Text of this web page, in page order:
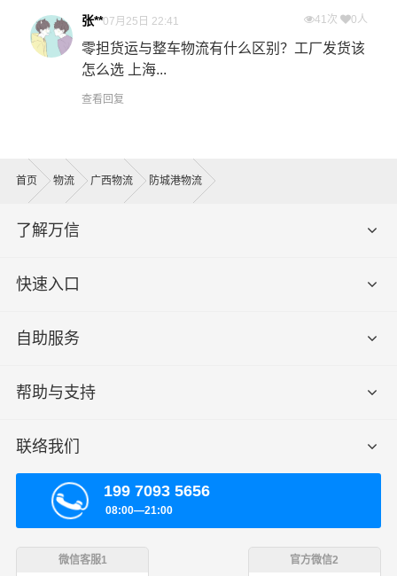
张**07月25日 22:41 41次 0人
零担货运与整车物流有什么区别？工厂发货该
怎么选 上海...
查看回复
首页 物流 广西物流 防城港物流
了解万信
快速入口
自助服务
帮助与支持
联络我们
199 7093 5656
08:00—21:00
微信客服1 官方微信2